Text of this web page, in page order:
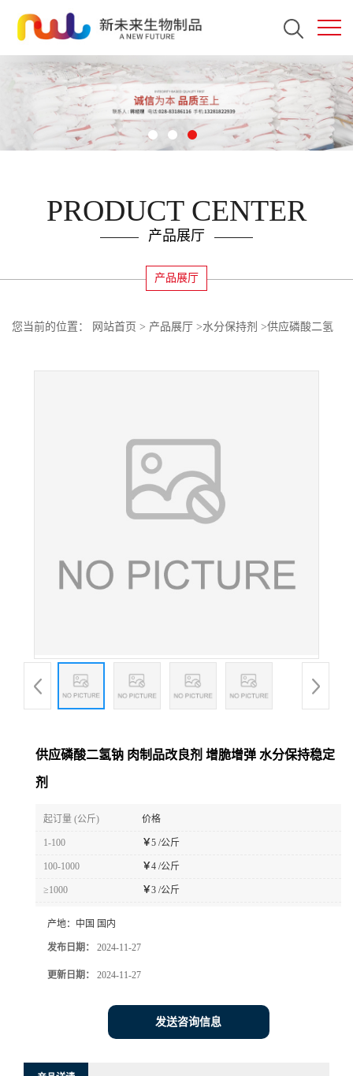
PRODUCT CENTER
产品展厅
产品展厅
您当前的位置： 网站首页 > 产品展厅 >水分保持剂 >供应磷酸二氢
供应磷酸二氢钠 肉制品改良剂 增脆增弹 水分保持稳定
剂
起订量 (公斤) 价格
1-100 ￥5 /公斤
100-1000 ￥4 /公斤
≥1000 ￥3 /公斤
产地： 中国 国内
发布日期： 2024-11-27
更新日期： 2024-11-27
发送咨询信息